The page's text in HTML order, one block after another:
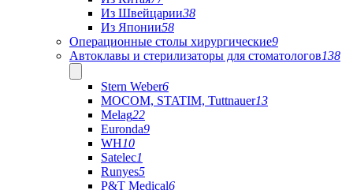
Из Швейцарии38
Из Японии58
Операционные столы хирургические9
Автоклавы и стерилизаторы для стоматологов138
Stern Weber6
MOCOM, STATIM, Tuttnauer13
Melag22
Euronda9
WH10
Satelec1
Runyes5
P&T Medical6